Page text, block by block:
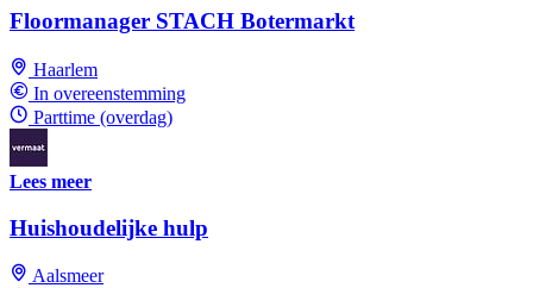
Floormanager STACH Botermarkt
Haarlem
In overeenstemming
Parttime (overdag)
Lees meer
Huishoudelijke hulp
Aalsmeer